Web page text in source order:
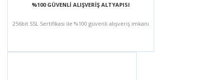
%100 GÜVENLİ ALIŞVERİŞ ALTYAPISI
256bit SSL Sertifikası ile %100 güvenli alışveriş imkanı